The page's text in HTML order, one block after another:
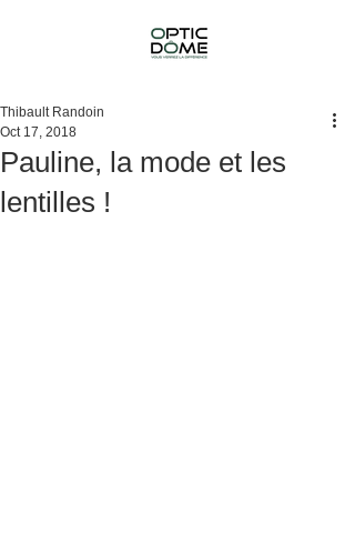
Pauline, la mode et les
lentilles !
Thibault Randoin
Oct 17, 2018